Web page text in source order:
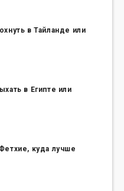
в Тайланде или
в Египте или
куда лучше